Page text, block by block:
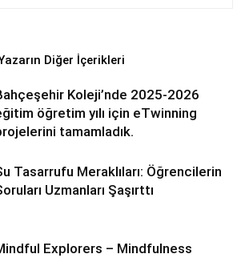
Diğer İçerikleri
Koleji’nde 2025-2026
öğretim yılı için eTwinning
tamamladık.
Tasarrufu Meraklıları: Öğrencilerin
Uzmanları Şaşırttı
Explorers – Mindfulness